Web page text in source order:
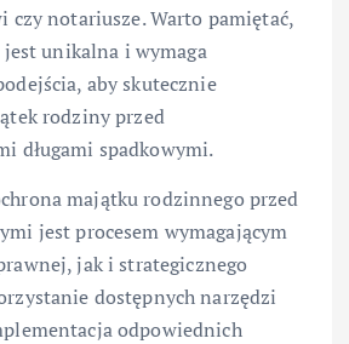
czy notariusze. Warto pamiętać,
jest unikalna i wymaga
aby skutecznie
rodziny przed
długami spadkowymi.
majątku rodzinnego przed
jest procesem wymagającym
jak i strategicznego
dostępnych narzędzi
odpowiednich